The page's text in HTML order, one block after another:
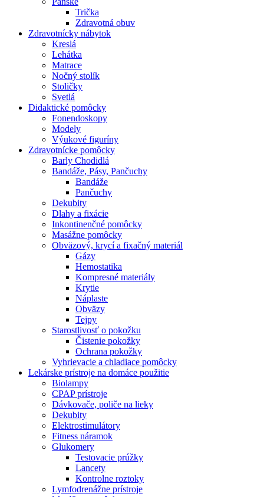
Trička
Zdravotná obuv
Zdravotnícky nábytok
Kreslá
Lehátka
Matrace
Nočný stolík
Stoličky
Svetlá
Didaktické pomôcky
Fonendoskopy
Modely
Výukové figuríny
Zdravotnícke pomôcky
Barly Chodidlá
Bandáže, Pásy, Pančuchy
Bandáže
Pančuchy
Dekubity
Dlahy a fixácie
Inkontinenčné pomôcky
Masážne pomôcky
Obväzový, krycí a fixačný materiál
Gázy
Hemostatika
Kompresné materiály
Krytie
Náplaste
Obväzy
Tejpy
Starostlivosť o pokožku
Čistenie pokožky
Ochrana pokožky
Vyhrievacie a chladiace pomôcky
Lekárske prístroje na domáce použitie
Biolampy
CPAP prístroje
Dávkovače, poliče na lieky
Dekubity
Elektrostimulátory
Fitness náramok
Glukomery
Testovacie prúžky
Lancety
Kontrolne roztoky
Lymfodrenážne prístroje